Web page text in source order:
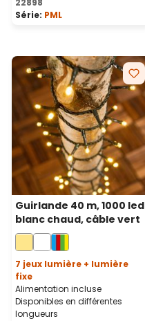
22898
Série: PML
Guirlande 40 m, 1000 led
blanc chaud, câble vert
7 jeux lumière + lumière
fixe
Alimentation incluse
Disponibles en différentes
longueurs